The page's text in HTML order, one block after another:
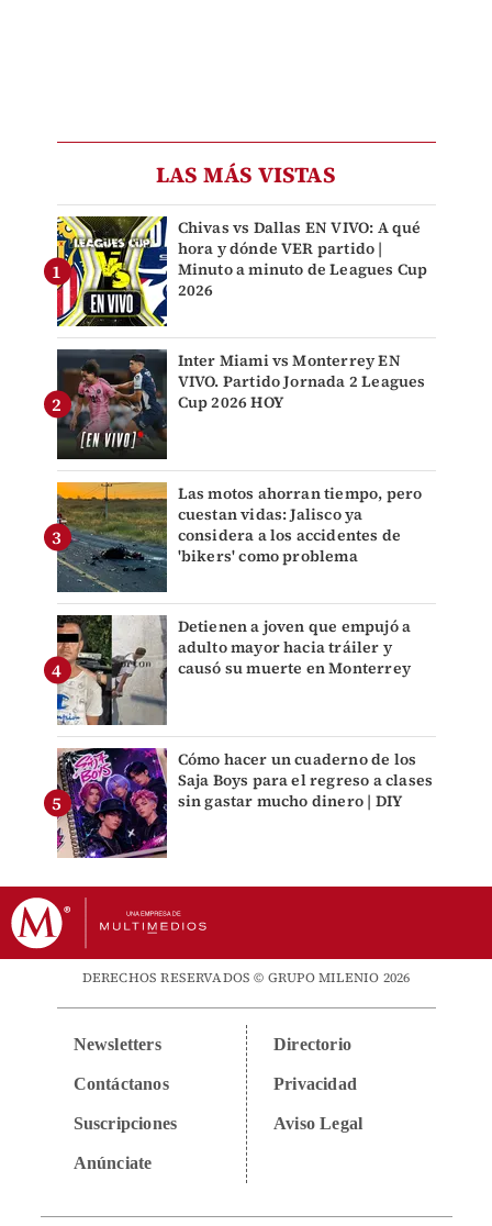
LAS MÁS VISTAS
Chivas vs Dallas EN VIVO: A qué
hora y dónde VER partido |
Minuto a minuto de Leagues Cup
2026
Inter Miami vs Monterrey EN
VIVO. Partido Jornada 2 Leagues
Cup 2026 HOY
Las motos ahorran tiempo, pero
cuestan vidas: Jalisco ya
considera a los accidentes de
'bikers' como problema
Detienen a joven que empujó a
adulto mayor hacia tráiler y
causó su muerte en Monterrey
Cómo hacer un cuaderno de los
Saja Boys para el regreso a clases
sin gastar mucho dinero | DIY
DERECHOS RESERVADOS © GRUPO MILENIO 2026
Newsletters
Contáctanos
Suscripciones
Anúnciate
Directorio
Privacidad
Aviso Legal